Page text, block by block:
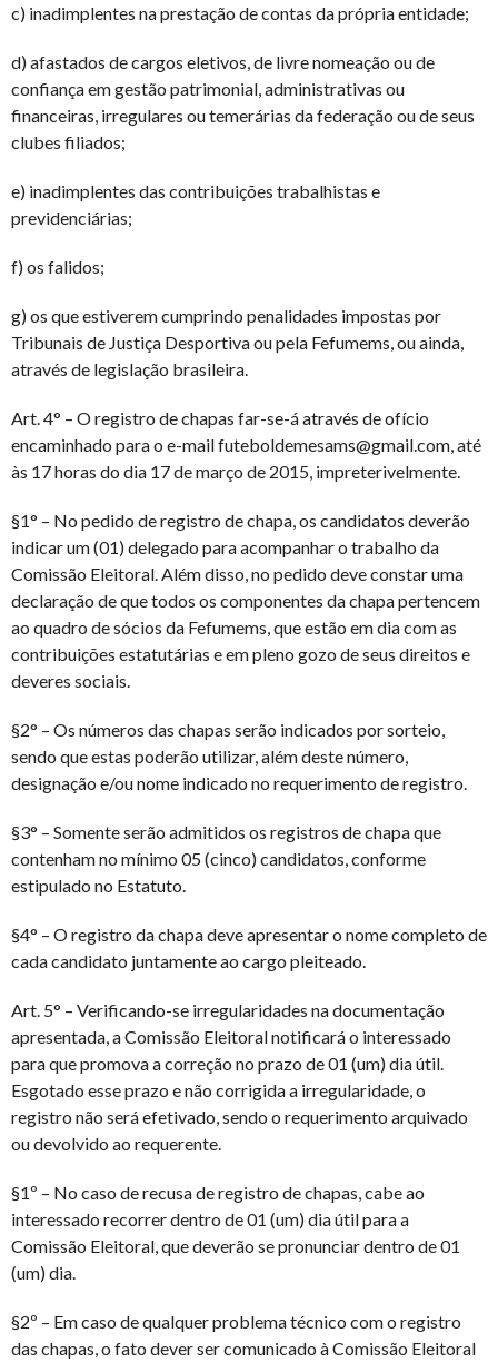
c) inadimplentes na prestação de contas da própria entidade;
d) afastados de cargos eletivos, de livre nomeação ou de
confiança em gestão patrimonial, administrativas ou
financeiras, irregulares ou temerárias da federação ou de seus
clubes filiados;
e) inadimplentes das contribuições trabalhistas e
previdenciárias;
f) os falidos;
g) os que estiverem cumprindo penalidades impostas por
Tribunais de Justiça Desportiva ou pela Fefumems, ou ainda,
através de legislação brasileira.
Art. 4° – O registro de chapas far-se-á através de ofício
encaminhado para o e-mail futeboldemesams@gmail.com, até
às 17 horas do dia 17 de março de 2015, impreterivelmente.
§1° – No pedido de registro de chapa, os candidatos deverão
indicar um (01) delegado para acompanhar o trabalho da
Comissão Eleitoral. Além disso, no pedido deve constar uma
declaração de que todos os componentes da chapa pertencem
ao quadro de sócios da Fefumems, que estão em dia com as
contribuições estatutárias e em pleno gozo de seus direitos e
deveres sociais.
§2° – Os números das chapas serão indicados por sorteio,
sendo que estas poderão utilizar, além deste número,
designação e/ou nome indicado no requerimento de registro.
§3° – Somente serão admitidos os registros de chapa que
contenham no mínimo 05 (cinco) candidatos, conforme
estipulado no Estatuto.
§4° – O registro da chapa deve apresentar o nome completo de
cada candidato juntamente ao cargo pleiteado.
Art. 5° – Verificando-se irregularidades na documentação
apresentada, a Comissão Eleitoral notificará o interessado
para que promova a correção no prazo de 01 (um) dia útil.
Esgotado esse prazo e não corrigida a irregularidade, o
registro não será efetivado, sendo o requerimento arquivado
ou devolvido ao requerente.
§1º – No caso de recusa de registro de chapas, cabe ao
interessado recorrer dentro de 01 (um) dia útil para a
Comissão Eleitoral, que deverão se pronunciar dentro de 01
(um) dia.
§2º – Em caso de qualquer problema técnico com o registro
das chapas, o fato dever ser comunicado à Comissão Eleitoral